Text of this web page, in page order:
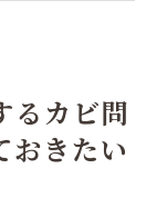
るカビ問
おきたい